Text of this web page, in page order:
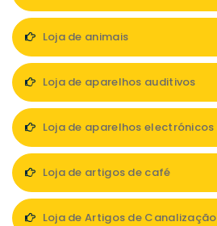
Loja de animais
Loja de aparelhos auditivos
Loja de aparelhos electrónicos
Loja de artigos de café
Loja de Artigos de Canalização